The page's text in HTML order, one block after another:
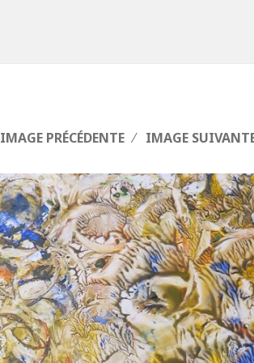
IMAGE PRÉCÉDENTE IMAGE